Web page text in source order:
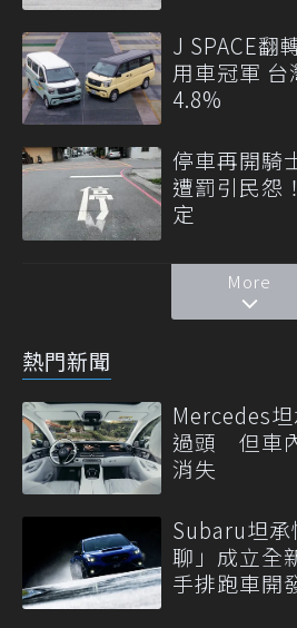
J SPACE翻
用車冠軍 台
4.8%
停車再開騎
遭罰引民怨
定
More
熱門新聞
Mercedes
過頭 但車
消失
Subaru坦
聊」成立全
手排跑車開